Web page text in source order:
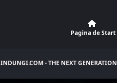
Pagina de Start
INDUNGI.COM - THE NEXT GENERATION